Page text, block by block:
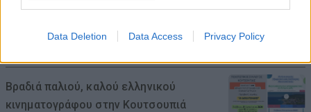
Data Deletion Data Access Privacy Policy
Φορτίζετε το κινητό όλη νύχτα; Τί λένε οι
Βραδιά παλιού, καλού ελληνικού
κινηματογράφου στην Κουτσουπιά